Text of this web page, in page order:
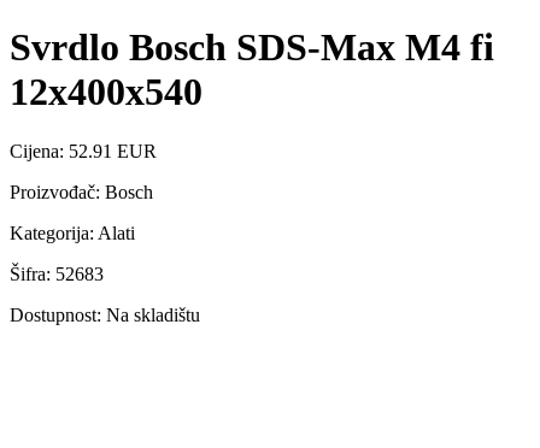
Svrdlo Bosch SDS-Max M4 fi
12x400x540
Cijena: 52.91 EUR
Proizvođač: Bosch
Kategorija: Alati
Šifra: 52683
Dostupnost: Na skladištu